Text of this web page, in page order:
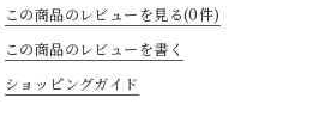
この商品のレビューを見る(0件)
この商品のレビューを書く
ショッピングガイド